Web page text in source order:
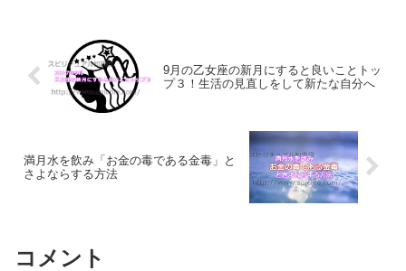
9月の乙女座の新月にすると良いことトッ
プ３！生活の見直しをして新たな自分へ
満月水を飲み「お金の毒である金毒」と
さよならする方法
コメント